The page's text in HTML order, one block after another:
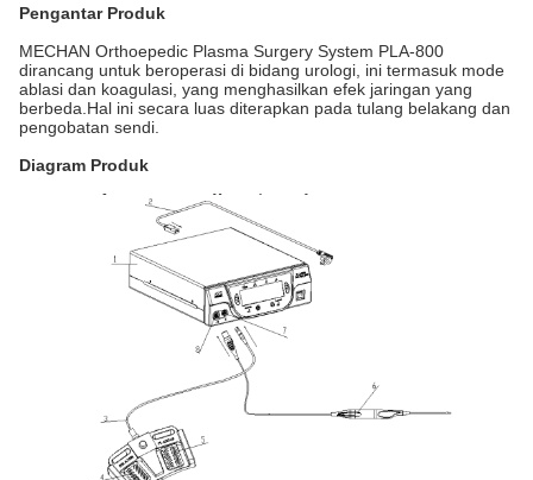
Pengantar Produk
MECHAN Orthoepedic Plasma Surgery System PLA-800
dirancang untuk beroperasi di bidang urologi, ini termasuk mode
ablasi dan koagulasi, yang menghasilkan efek jaringan yang
berbeda.Hal ini secara luas diterapkan pada tulang belakang dan
pengobatan sendi.
Diagram Produk